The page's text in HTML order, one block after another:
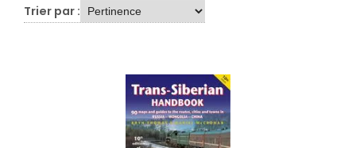
Trier par :